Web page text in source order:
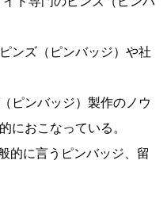
ンズ（ピンバッジ）や社
ピンバッジ）製作のノウ
におこなっている。
的に言うピンバッジ、留